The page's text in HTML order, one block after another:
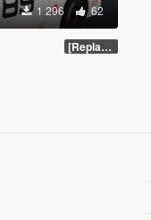
1 296 62
[Replace | Template]